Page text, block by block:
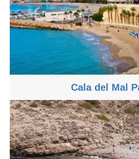
Cala del Mal